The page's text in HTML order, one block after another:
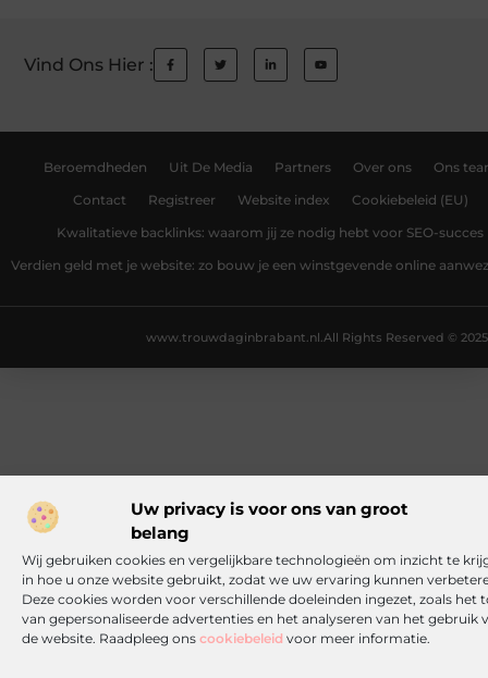
Uw privacy is voor ons van groot
belang
Wij gebruiken cookies en vergelijkbare technologieën om inzicht te
in hoe u onze website gebruikt, zodat we uw ervaring kunnen
Deze cookies worden voor verschillende doeleinden ingezet, zoals het
van gepersonaliseerde advertenties en het analyseren van het gebruik
de website. Raadpleeg ons cookiebeleid voor meer informatie.
Vind Ons Hier :
Beroemdheden Uit De Media Partners Over ons Ons
Contact Registreer Website index Cookiebeleid (EU)
Kwalitatieve backlinks: waarom jij ze nodig hebt voor SEO-succes
Verdien geld met je website: zo bouw je een winstgevende online
All Rights Reserved © 2025
www.trouwdaginbrabant.nl.